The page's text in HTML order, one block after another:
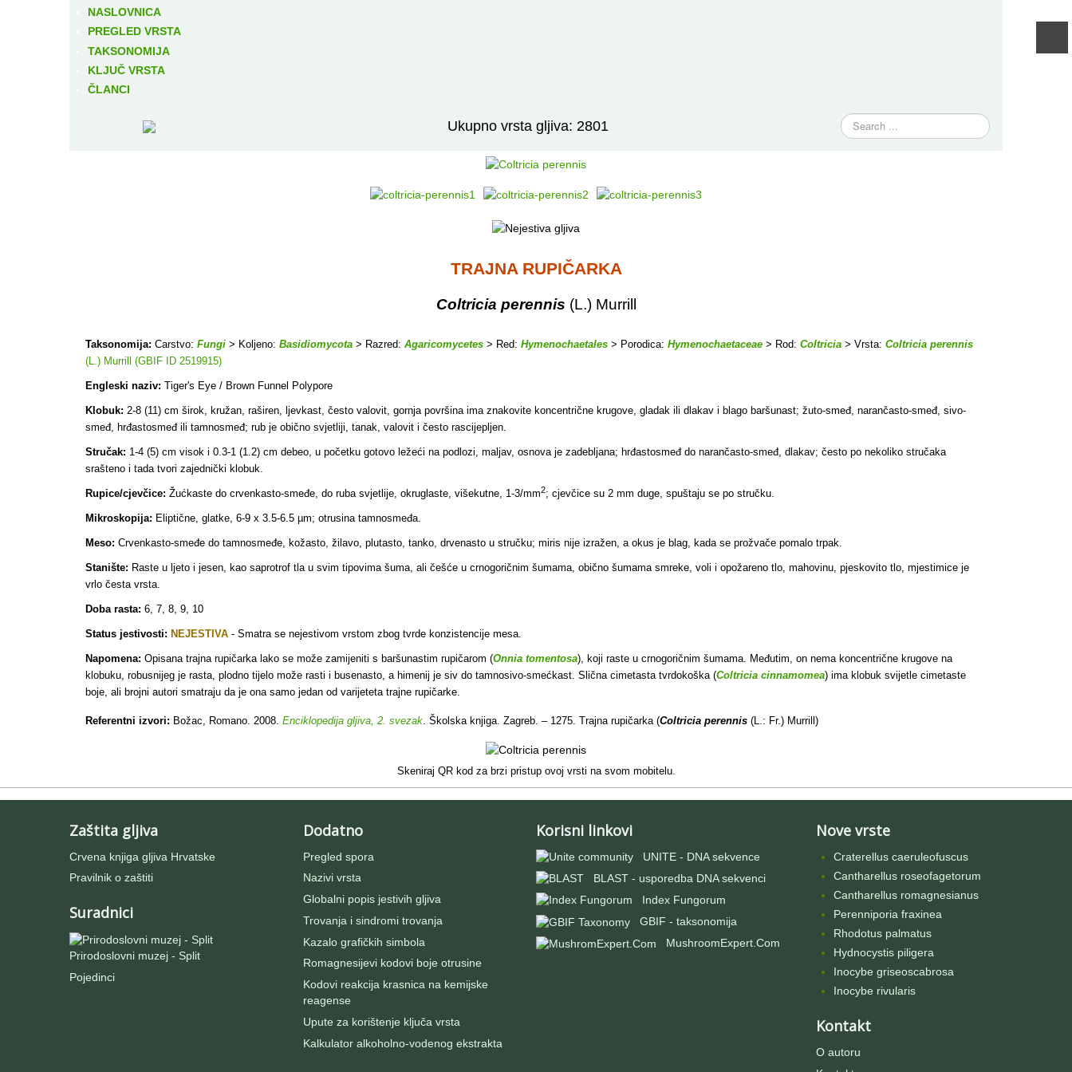
NASLOVNICA
PREGLED VRSTA
TAKSONOMIJA
KLJUČ VRSTA
ČLANCI
Ukupno vrsta gljiva: 2801 Traži
TRAJNA RUPIČARKA
Coltricia perennis (L.) Murrill
Taksonomija: Carstvo: Fungi > Koljeno: Basidiomycota > Razred: Agaricomycetes > Red: Hymenochaetales > Porodica: Hymenochaetaceae > Rod: Coltricia > Vrsta: Coltricia perennis
(L.) Murrill (GBIF ID 2519915)
Engleski naziv: Tiger's Eye / Brown Funnel Polypore
Klobuk: 2-8 (11) cm širok, kružan, raširen, ljevkast, često valovit, gornja površina ima znakovite koncentrične krugove, gladak ili dlakav i blago baršunast; žuto-smeđ, narančasto-smeđ, sivo-
smeđ, hrđastosmeđ ili tamnosmeđ; rub je obično svjetliji, tanak, valovit i često rascijepljen.
Stručak: 1-4 (5) cm visok i 0.3-1 (1.2) cm debeo, u početku gotovo ležeći na podlozi, maljav, osnova je zadebljana; hrđastosmeđ do narančasto-smeđ, dlakav; često po nekoliko stručaka
srašteno i tada tvori zajednički klobuk.
Rupice/cjevčice: Žućkaste do crvenkasto-smeđe, do ruba svjetlije, okruglaste, višekutne, 1-3/mm2; cjevčice su 2 mm duge, spuštaju se po stručku.
Mikroskopija: Eliptične, glatke, 6-9 x 3.5-6.5 µm; otrusina tamnosmeđa.
Meso: Crvenkasto-smeđe do tamnosmeđe, kožasto, žilavo, plutasto, tanko, drvenasto u stručku; miris nije izražen, a okus je blag, kada se prožvače pomalo trpak.
Stanište: Raste u ljeto i jesen, kao saprotrof tla u svim tipovima šuma, ali češće u crnogoričnim šumama, obično šumama smreke, voli i opožareno tlo, mahovinu, pjeskovito tlo, mjestimice je
vrlo česta vrsta.
Doba rasta: 6, 7, 8, 9, 10
Status jestivosti: NEJESTIVA - Smatra se nejestivom vrstom zbog tvrde konzistencije mesa.
Napomena: Opisana trajna rupičarka lako se može zamijeniti s baršunastim rupičarom (Onnia tomentosa), koji raste u crnogoričnim šumama. Međutim, on nema koncentrične krugove na
klobuku, robusnijeg je rasta, plodno tijelo može rasti i busenasto, a himenij je siv do tamnosivo-smećkast. Slična cimetasta tvrdokoška (Coltricia cinnamomea) ima klobuk svijetle cimetaste
boje, ali brojni autori smatraju da je ona samo jedan od varijeteta trajne rupičarke.
Referentni izvori: Božac, Romano. 2008. Enciklopedija gljiva, 2. svezak . Školska knjiga. Zagreb. – 1275. Trajna rupičarka (Coltricia perennis (L.: Fr.) Murrill)
Skeniraj QR kod za brzi pristup ovoj vrsti na svom mobitelu.
Zaštita gljiva
Crvena knjiga gljiva Hrvatske
Pravilnik o zaštiti
Suradnici
Prirodoslovni muzej - Split
Pojedinci
Dodatno
Pregled spora
Nazivi vrsta
Globalni popis jestivih gljiva
Trovanja i sindromi trovanja
Kazalo grafičkih simbola
Romagnesijevi kodovi boje otrusine
Kodovi reakcija krasnica na kemijske
reagense
Upute za korištenje ključa vrsta
Kalkulator alkoholno-vodenog ekstrakta
Korisni linkovi
UNITE - DNA sekvence
BLAST - usporedba DNA sekvenci
Index Fungorum
GBIF - taksonomija
MushroomExpert.Com
Nove vrste
Craterellus caeruleofuscus
Cantharellus roseofagetorum
Cantharellus romagnesianus
Perenniporia fraxinea
Rhodotus palmatus
Hydnocystis piligera
Inocybe griseoscabrosa
Inocybe rivularis
Kontakt
O autoru